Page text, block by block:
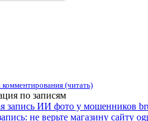
комментирования (читать)
по записям
запись ИИ фото у мошенников
не верьте магазину сайту